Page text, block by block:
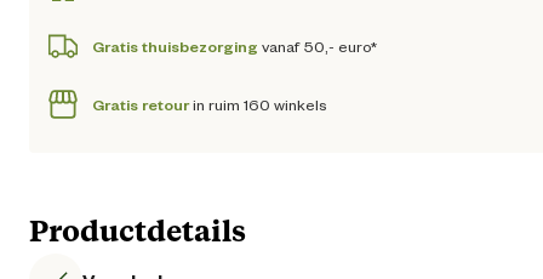
Gratis thuisbezorging vanaf 50,- euro*
Gratis retourin ruim 160 winkels
Productdetails